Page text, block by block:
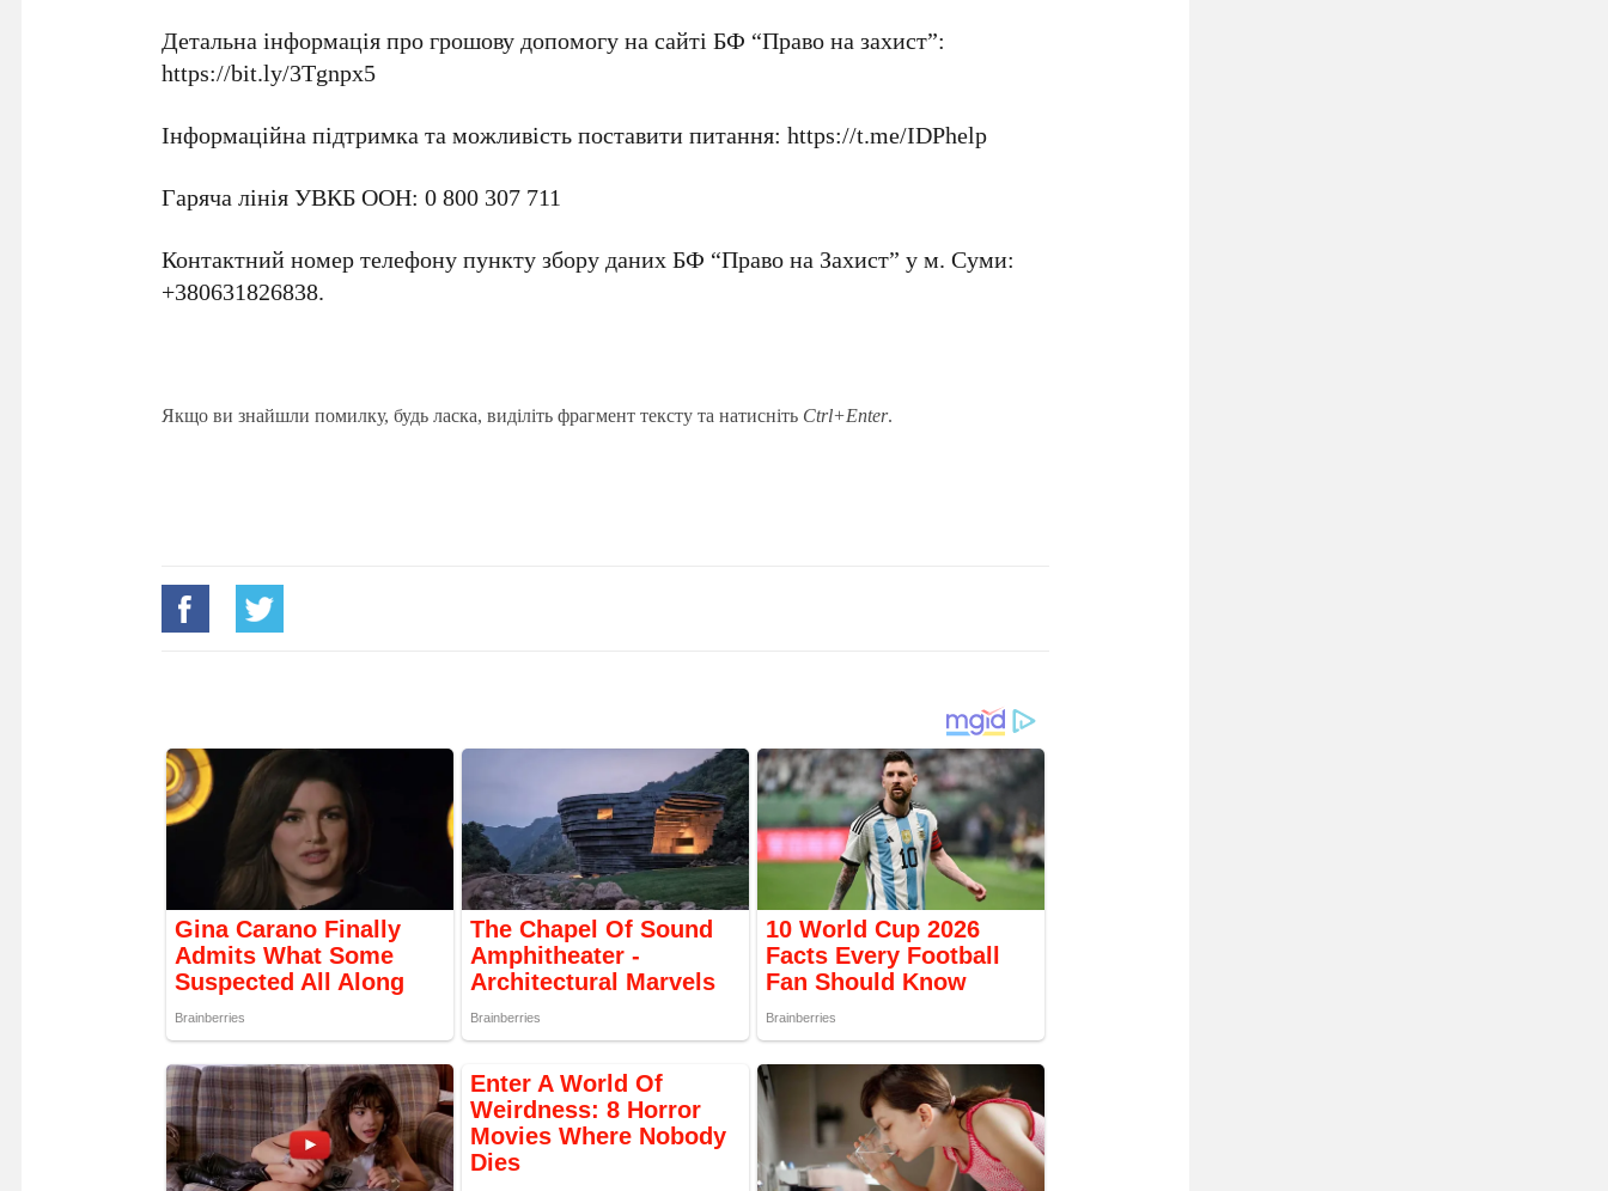
Детальна інформація про грошову допомогу на сайті БФ “Право на захист”:
https://bit.ly/3Tgnpx5
Інформаційна підтримка та можливість поставити питання: https://t.me/IDPhelp
Гаряча лінія УВКБ ООН: 0 800 307 711
Контактний номер телефону пункту збору даних БФ “Право на Захист” у м. Суми:
+380631826838.
Якщо ви знайшли помилку, будь ласка, виділіть фрагмент тексту та натисніть Ctrl+Enter.